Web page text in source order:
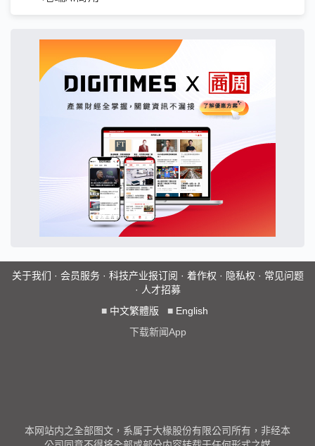
关于我们 · 会员服务· 科技产业报订阅 · 着作权 · 隐私权 · 常见问题
· 人才招募
■ 中文繁體版 ■ English
下载新闻App
本网站内之全部图文，系属于大椽股份有限公司所有，非经本